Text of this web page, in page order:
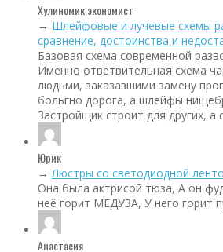
Хулиномик экономист
→ Шлейфовые и лучевые схемы
сравнение, достоинства и
Базовая схема современной
Именно ответвительная схема
людьми, заказазшими замену
больгно дорога, а шлейфы
Застройщик строит для других, а
Юрик
→Люстры со светодиодной
Она была актрисой тюза, А он
неё горит МЕДУЗА, У него горит
Анастасия